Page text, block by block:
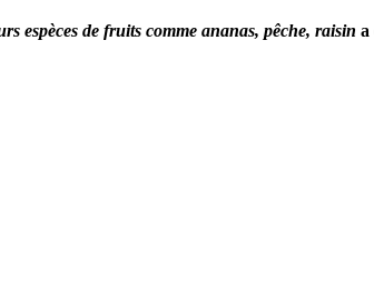
espèces de fruits comme ananas, pêche, raisin a